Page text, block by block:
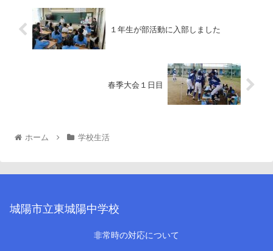
１年生が部活動に入部しました
春季大会１日目
ホーム 学校生活
城陽市立東城陽中学校
非常時の対応について